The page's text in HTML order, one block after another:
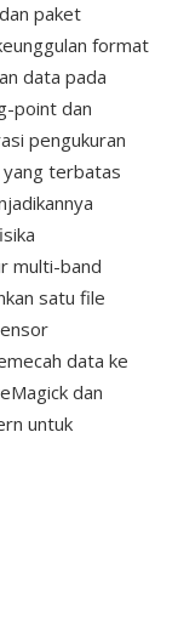
paket
format
data pada
point dan
pengukuran
terbatas
multi-band
satu file
data ke
dan
untuk